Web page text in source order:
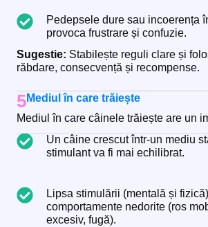
Pedepsele dure sau incoerența
provoca frustrare și confuzie.
Sugestie: Stabilește reguli clare și
răbdare, consecvență și recompense.
5Mediul în care trăiește
Mediul în care câinele trăiește are un
Un câine crescut într-un mediu
stimulant va fi mai echilibrat.
Lipsa stimulării (mentală și
comportamente nedorite (ros
excesiv, fugă).